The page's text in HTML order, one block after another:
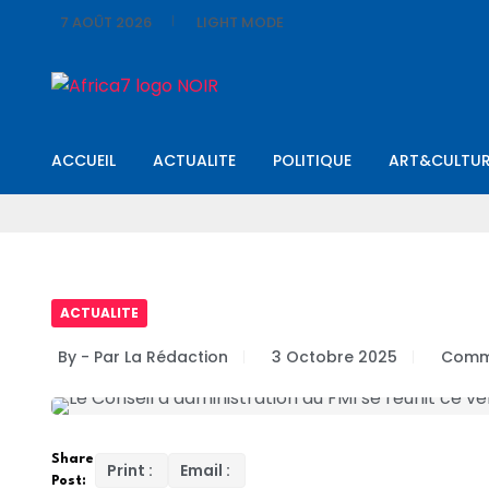
7 AOÛT 2026 LIGHT MODE
ACCUEIL ACTUALITE POLITIQUE
ACTUALITE
By - Par La Rédaction 3 Octobre 2025
Share
Post:
Print : Email :